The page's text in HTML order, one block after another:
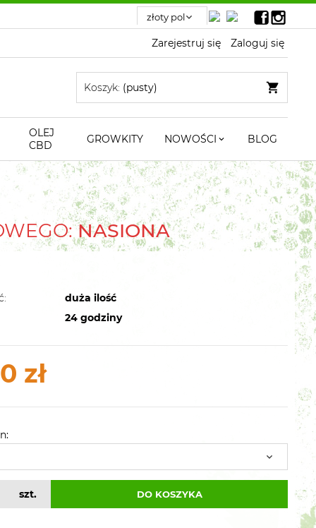
Zarejestruj się Zaloguj się
Koszyk: (pusty)
OLEJ
CBD
GROWKITY NOWOŚCI BLOG
NASIONA
duża ilość
24 godziny
zł
szt. DO KOSZYKA